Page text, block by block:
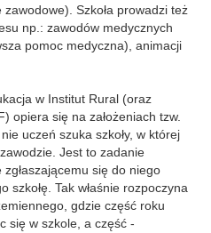
Szkoła prowadzi też
np.: zawodów medycznych
pomoc medyczna), animacji
w Institut Rural (oraz
opiera się na założeniach tzw.
uczeń szuka szkoły, w której
Jest to zadanie
się do niego
szkołę. Tak właśnie rozpoczyna
gdzie część roku
się w szkole, a część -